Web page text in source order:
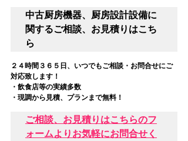
中古厨房機器、厨房設計設備に
関するご相談、お見積りはこち
ら
２４時間３６５日、いつでもご相談・お問合せにご
対応致します！
・飲食店等の実績多数
・現調から見積、プランまで無料！
ご相談、お見積りはこちらのフ
ォームよりお気軽にお問合せく